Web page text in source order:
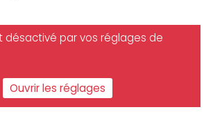
désactivé par vos réglages de
Ouvrir les réglages